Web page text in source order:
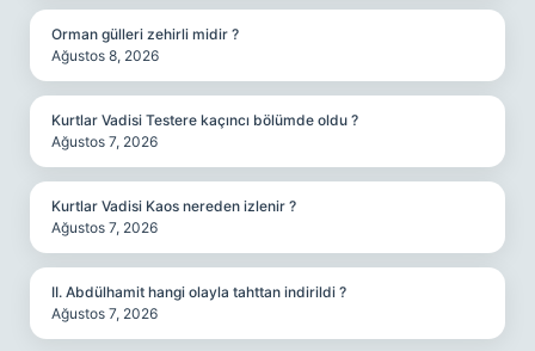
Orman gülleri zehirli midir ?
Ağustos 8, 2026
Kurtlar Vadisi Testere kaçıncı bölümde oldu ?
Ağustos 7, 2026
Kurtlar Vadisi Kaos nereden izlenir ?
Ağustos 7, 2026
II. Abdülhamit hangi olayla tahttan indirildi ?
Ağustos 7, 2026